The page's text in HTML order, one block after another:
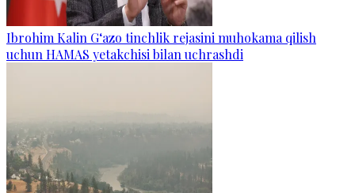
Ibrohim Kalin G‘azo tinchlik rejasini muhokama qilish
uchun HAMAS yetakchisi bilan uchrashdi